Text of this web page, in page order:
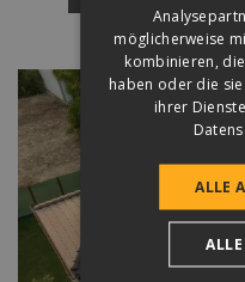
möglicherweise
kombinieren,
haben oder die
ihrer
ALLE